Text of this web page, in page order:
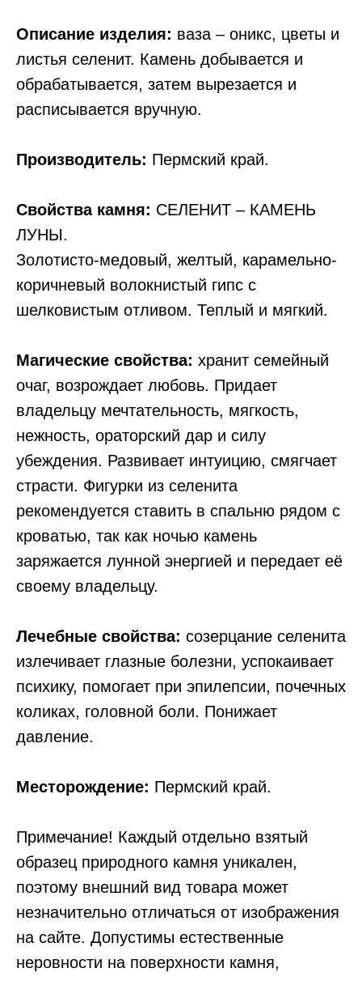
Описание изделия: ваза – оникс, цветы и
листья селенит. Камень добывается и
обрабатывается, затем вырезается и
расписывается вручную.
Производитель: Пермский край.
Свойства камня: СЕЛЕНИТ – КАМЕНЬ
ЛУНЫ.
Золотисто-медовый, желтый, карамельно-
коричневый волокнистый гипс с
шелковистым отливом. Теплый и мягкий.
Магические свойства: хранит семейный
очаг, возрождает любовь. Придает
владельцу мечтательность, мягкость,
нежность, ораторский дар и силу
убеждения. Развивает интуицию, смягчает
страсти. Фигурки из селенита
рекомендуется ставить в спальню рядом с
кроватью, так как ночью камень
заряжается лунной энергией и передает её
своему владельцу.
Лечебные свойства: созерцание селенита
излечивает глазные болезни, успокаивает
психику, помогает при эпилепсии, почечных
коликах, головной боли. Понижает
давление.
Месторождение: Пермский край.
Примечание! Каждый отдельно взятый
образец природного камня уникален,
поэтому внешний вид товара может
незначительно отличаться от изображения
на сайте. Допустимы естественные
неровности на поверхности камня,